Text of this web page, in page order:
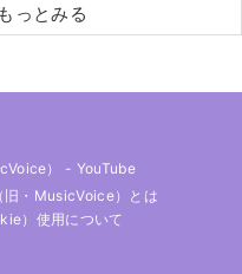
っとみる
） - YouTube
旧・MusicVoice）とは
）使用について